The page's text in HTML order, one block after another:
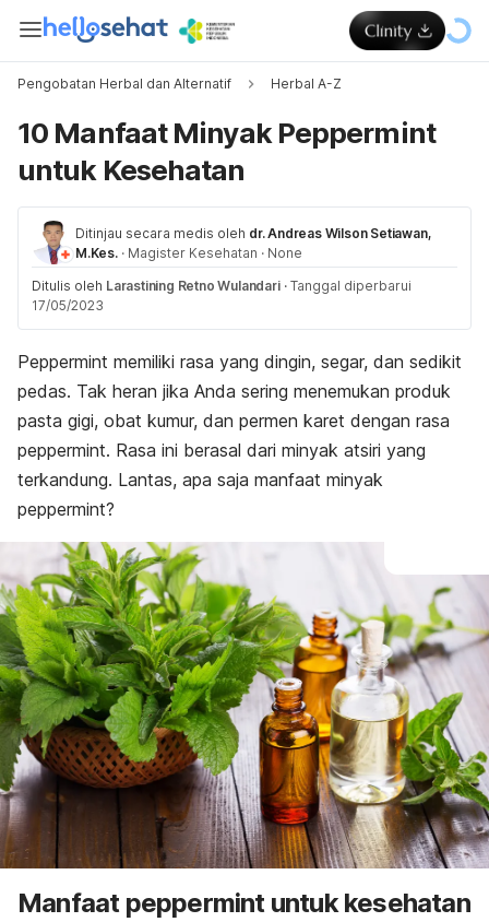
Pengobatan Herbal dan Alternatif Herbal A-Z
10 Manfaat Minyak Peppermint
untuk Kesehatan
Ditinjau secara medis oleh dr. Andreas Wilson Setiawan,
M.Kes. · Magister Kesehatan · None
Ditulis oleh Larastining Retno Wulandari · Tanggal diperbarui
17/05/2023
Peppermint memiliki rasa yang dingin, segar, dan sedikit
pedas. Tak heran jika Anda sering menemukan produk
pasta gigi, obat kumur, dan permen karet dengan rasa
peppermint. Rasa ini berasal dari minyak atsiri yang
terkandung. Lantas, apa saja manfaat minyak
peppermint?
Manfaat peppermint untuk kesehatan